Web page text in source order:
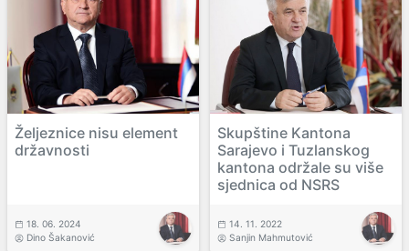
Željeznice nisu element
državnosti
18. 06. 2024
Dino Šakanović
Skupštine Kantona
Sarajevo i Tuzlanskog
kantona održale su više
sjednica od NSRS
14. 11. 2022
Sanjin Mahmutović